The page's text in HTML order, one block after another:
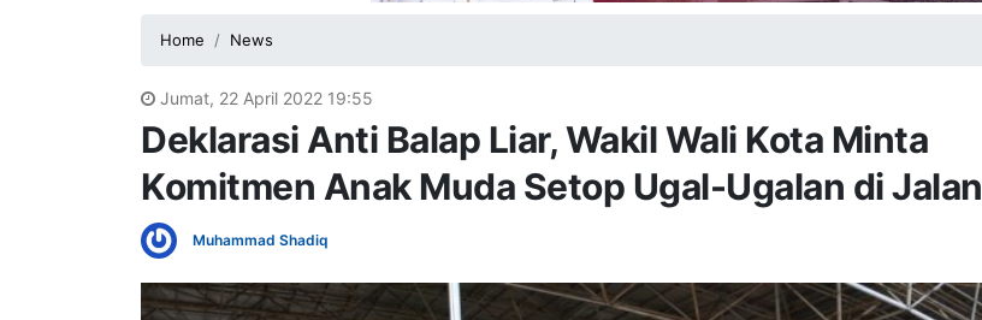
Home News
Jumat, 22 April 2022 19:55
Deklarasi Anti Balap Liar, Wakil Wali Kota Minta
Komitmen Anak Muda Setop Ugal-Ugalan di Jalan
Muhammad Shadiq